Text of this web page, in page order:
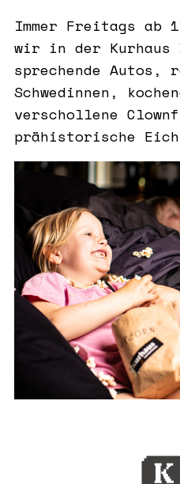
Immer Freitags ab
wir in der Kurhaus
sprechende Autos,
Schwedinnen,
verschollene
prähistorische